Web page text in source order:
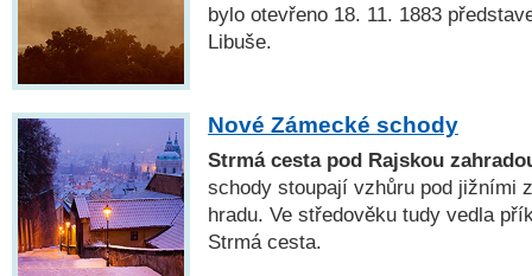
bylo otevřeno 18. 11. 1883
Libuše.
Nové Zámecké schody
Strmá cesta pod Rajskou
schody stoupají vzhůru pod jižními
hradu. Ve středověku tudy vedla
Strmá cesta.